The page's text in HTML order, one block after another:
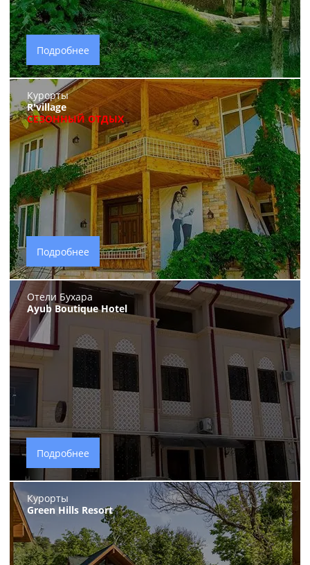
Подробнее
Курорты
R'village
СЕЗОННЫЙ ОТДЫХ
Подробнее
Отели Бухара
Ayub Boutique Hotel
Подробнее
Курорты
Green Hills Resort